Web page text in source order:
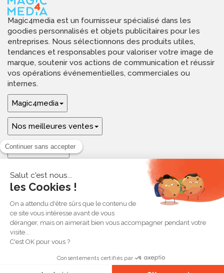
Magic4media est un fournisseur spécialisé dans les
goodies personnalisés et objets publicitaires pour les
entreprises. Nous sélectionnons des produits utiles,
tendances et responsables pour valoriser votre image de
marque, soutenir vos actions de communication et réussir
vos opérations événementielles, commerciales ou
internes.
Magic4media
Nos meilleures ventes
Guides & aide
Ressources & inspirations
© 2026 Magic4media